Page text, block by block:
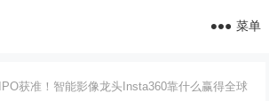
菜单
IPO获准！智能影像龙头Insta360靠什么赢得全球